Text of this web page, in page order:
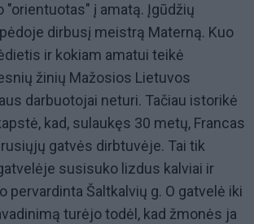
"orientuotas" į amatą. Įgūdžių
dirbusį meistrą Materną. Kuo
ir kokiam amatui teikė
žinių Mažosios Lietuvos
darbuotojai neturi. Tačiau istorikė
kad, sulaukęs 30 metų, Francas
gatvės dirbtuvėje. Tai tik
susisuko lizdus kalviai ir
pervardinta Šaltkalvių g. O gatvelė iki
turėjo todėl, kad žmonės ja